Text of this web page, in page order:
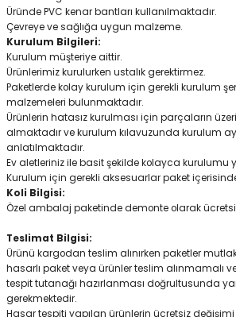
Üründe PVC kenar bantları kullanılmaktadır.
Çevreye ve sağlığa uygun malzeme.
Kurulum Bilgileri:
Kurulum müşteriye aittir.
Ürünlerimiz kurulurken ustalık gerektirmez.
Paketlerde kolay kurulum için gerekli kurulum
malzemeleri bulunmaktadır.
Ürünlerin hatasız kurulması için parçaların
almaktadır ve kurulum kılavuzunda kurulum
anlatılmaktadır.
Ev aletleriniz ile basit şekilde kolayca kurulumu
Kurulum için gerekli aksesuarlar paket
Koli Bilgisi:
Özel ambalaj paketinde demonte olarak
Teslimat Bilgisi:
Ürünü kargodan teslim alınırken paketler
hasarlı paket veya ürünler teslim alınmamalı
tespit tutanağı hazırlanması doğrultusunda
gerekmektedir.
Hasar tespiti yapılan ürünlerin ücretsiz